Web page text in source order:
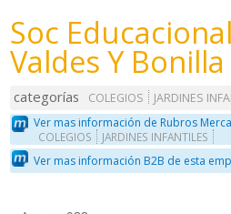
Soc
Valdes Y
categorías COLEGIOS
JARDINES
Ver mas información de Rubros
COLEGIOS JARDINES INFANTILES
Ver mas información B2B de esta